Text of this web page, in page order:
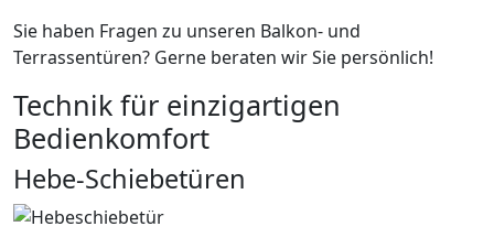
Sie haben Fragen zu unseren Balkon- und
Terrassentüren? Gerne beraten wir Sie persönlich!
Technik für einzigartigen
Bedienkomfort
Hebe-Schiebetüren